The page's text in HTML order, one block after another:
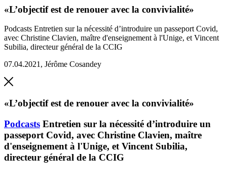
«L’objectif est de renouer avec la convivialité»
Podcasts Entretien sur la nécessité d’introduire un passeport Covid,
avec Christine Clavien, maître d'enseignement à l'Unige, et Vincent
Subilia, directeur général de la CCIG
07.04.2021 , Jérôme Cosandey
«L’objectif est de renouer avec la convivialité»
Podcasts Entretien sur la nécessité d’introduire un
passeport Covid, avec Christine Clavien, maître
d'enseignement à l'Unige, et Vincent Subilia,
directeur général de la CCIG